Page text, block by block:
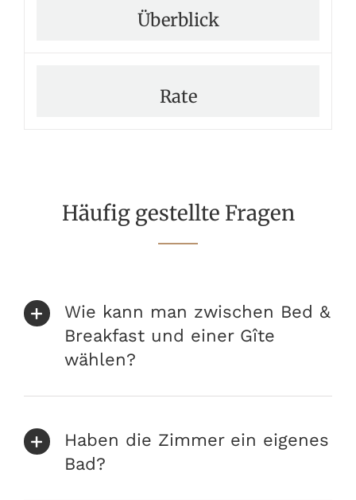
Überblick
Rate
Häufig gestellte Fragen
Wie kann man zwischen Bed &
Breakfast und einer Gîte
wählen?
Haben die Zimmer ein eigenes
Bad?